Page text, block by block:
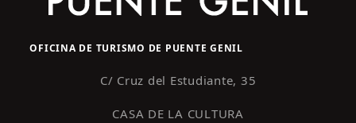
OFICINA DE TURISMO DE PUENTE GENIL
C/ Cruz del Estudiante, 35
CASA DE LA CULTURA